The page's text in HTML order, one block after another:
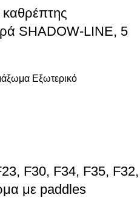
SHADOW-LINE, 5
Εξωτερικό
F30, F34, F35, F32,
με paddles